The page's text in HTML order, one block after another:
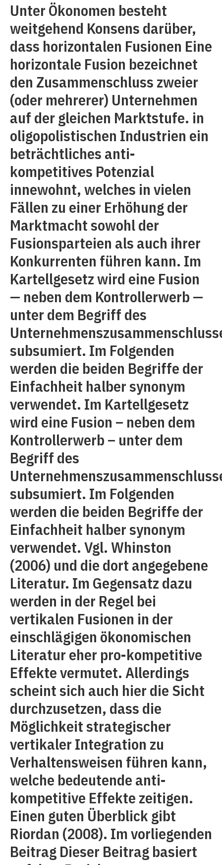
Unter Ökonomen besteht
weitgehend Konsens darüber,
dass horizontalen Fusionen Eine
horizontale Fusion bezeichnet
den Zusammenschluss zweier
(oder mehrerer) Unternehmen
auf der gleichen Marktstufe. in
oligopolistischen Industrien ein
beträchtliches anti-
kompetitives Potenzial
innewohnt, welches in vielen
Fällen zu einer Erhöhung der
Marktmacht sowohl der
Fusionsparteien als auch ihrer
Konkurrenten führen kann. Im
Kartellgesetz wird eine Fusion
— neben dem Kontrollerwerb —
unter dem Begriff des
subsumiert. Im Folgenden
werden die beiden Begriffe der
Einfachheit halber synonym
verwendet. Im Kartellgesetz
wird eine Fusion – neben dem
Kontrollerwerb – unter dem
Begriff des
subsumiert. Im Folgenden
werden die beiden Begriffe der
Einfachheit halber synonym
verwendet. Vgl. Whinston
(2006) und die dort angegebene
Literatur. Im Gegensatz dazu
werden in der Regel bei
vertikalen Fusionen in der
einschlägigen ökonomischen
Literatur eher pro-kompetitive
Effekte vermutet. Allerdings
scheint sich auch hier die Sicht
durchzusetzen, dass die
Möglichkeit strategischer
vertikaler Integration zu
Verhaltensweisen führen kann,
welche bedeutende anti-
kompetitive Effekte zeitigen.
Einen guten Überblick gibt
Riordan (2008). Im vorliegenden
Beitrag Dieser Beitrag basiert